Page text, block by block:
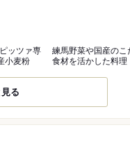
ッツァ専
小麦粉
練馬野菜や国産のこ
食材を活かした料理
る